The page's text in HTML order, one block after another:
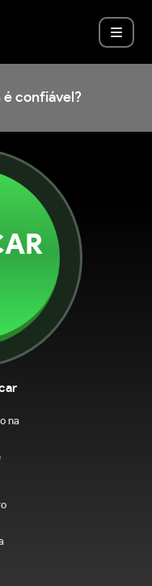
é confiável?
na